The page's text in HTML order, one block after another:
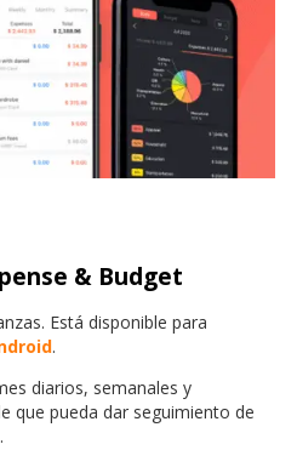
& Budget
Está disponible para
.
diarios, semanales y
que pueda dar seguimiento de